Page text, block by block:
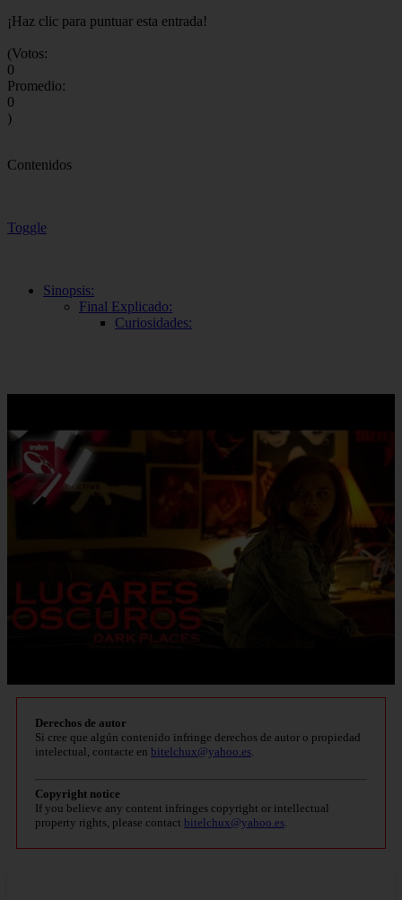
¡Haz clic para puntuar esta entrada!
(Votos:
0
Promedio:
0
)
Contenidos
Toggle
Sinopsis:
Final Explicado:
Curiosidades:
Derechos de autor
Si cree que algún contenido infringe derechos de autor o propiedad
intelectual, contacte en bitelchux@yahoo.es
Copyright notice
If you believe any content infringes copyright or intellectual
property rights, please contact bitelchux@yahoo.es